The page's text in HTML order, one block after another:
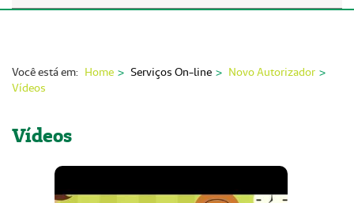
Serviços On-line
Imprensa
Fale Conosco
Você está em: Home Serviços On-line
Novo Autorizador
Vídeos
Vídeos